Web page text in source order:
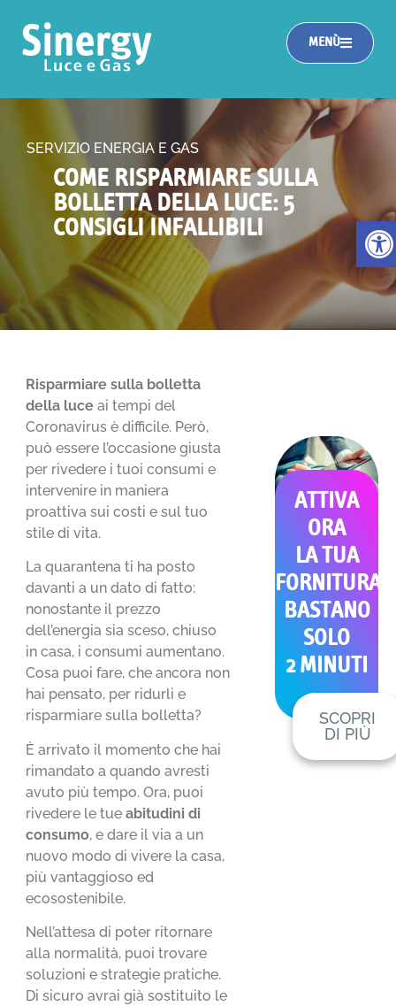
Apri
MENÙ
SERVIZIO ENERGIA E GAS
COME RISPARMIARE SULLA
BOLLETTA DELLA LUCE: 5
CONSIGLI INFALLIBILI
Risparmiare sulla bolletta
della luce ai tempi del
Coronavirus è difficile. Però,
può essere l’occasione giusta
per rivedere i tuoi consumi e
intervenire in maniera
proattiva sui costi e sul tuo
stile di vita.
La quarantena ti ha posto
davanti a un dato di fatto:
nonostante il prezzo
dell’energia sia sceso, chiuso
in casa, i consumi aumentano.
Cosa puoi fare, che ancora non
hai pensato, per ridurli e
risparmiare sulla bolletta?
È arrivato il momento che hai
rimandato a quando avresti
avuto più tempo. Ora, puoi
rivedere le tueabitudini di
consumo, e dare il via a un
nuovo modo di vivere la casa,
più vantaggioso ed
ecosostenibile.
Nell’attesa di poter ritornare
alla normalità, puoi trovare
soluzioni e strategie pratiche.
Di sicuro avrai già sostituito le
ATTIVA
ORA
LA TUA
FORNITURA
BASTANO
SOLO
2 MINUTI
SCOPRI
DI PIÙ